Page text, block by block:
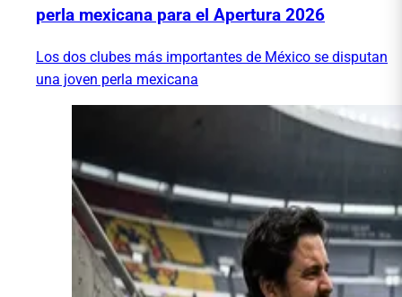
perla mexicana para el Apertura 2026
Los dos clubes más importantes de México se disputan
una joven perla mexicana